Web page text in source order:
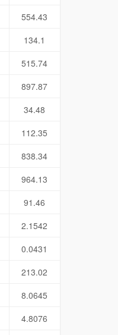
554.43
134.1
515.74
897.87
34.48
112.35
838.34
964.13
91.46
2.1542
0.0431
213.02
8.0645
4.8076